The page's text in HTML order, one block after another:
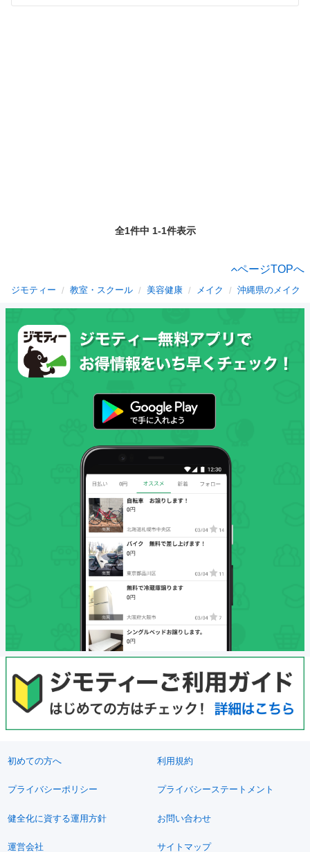
全1件中 1-1件表示
ページTOPへ
ジモティー 教室・スクール 美容健康 メイク 沖縄県のメイク
初めての方へ 利用規約
プライバシーポリシー プライバシーステートメント
健全化に資する運用方針 お問い合わせ
運営会社 サイトマップ